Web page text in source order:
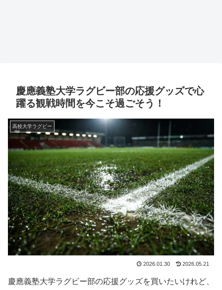
慶應義塾大学ラグビー部の応援グッズで心
躍る観戦時間を今こそ過ごそう！
高校大学ラグビー
2026.01.30 2026.05.21
慶應義塾大学ラグビー部の応援グッズを買いたいけれど、